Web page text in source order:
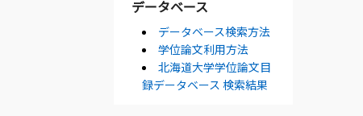
データベース
データベース検索方法
学位論文利用方法
北海道大学学位論文目
録データベース 検索結果